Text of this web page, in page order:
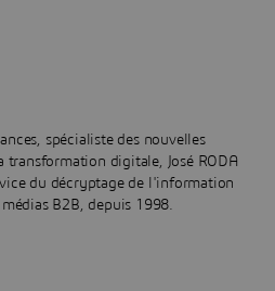
spécialiste des nouvelles
transformation digitale, José RODA
du décryptage de l'information
B2B, depuis 1998.